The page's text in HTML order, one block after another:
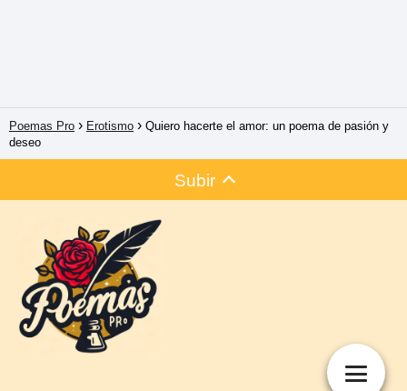
Poemas Pro Erotismo
Quiero hacerte el amor: un poema de pasión y
deseo
Subir